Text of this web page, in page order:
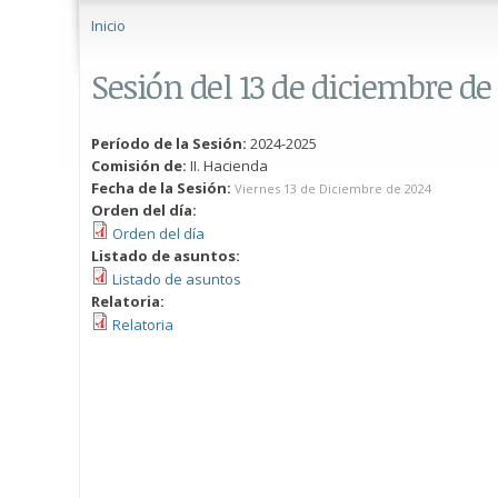
Inicio
Sesión del 13 de diciembre de
Período de la Sesión: 2024-2025
Comisión de: II. Hacienda
Fecha de la Sesión: Viernes 13 de Diciembre de 2024
Orden del día:
Orden del día
Listado de asuntos:
Listado de asuntos
Relatoria:
Relatoria